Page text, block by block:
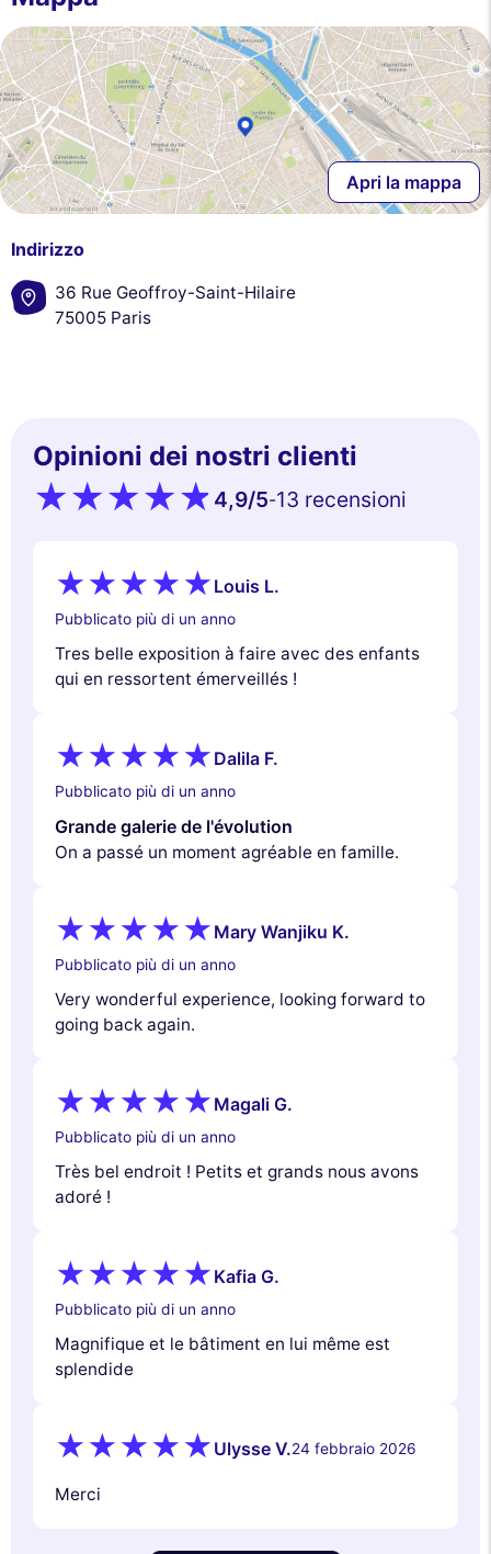
Apri la mappa
Indirizzo
36 Rue Geoffroy-Saint-Hilaire
75005 Paris
Opinioni dei nostri clienti
4,9/5-13 recensioni
Louis L.
Pubblicato più di un anno
Tres belle exposition à faire avec des enfants
qui en ressortent émerveillés !
Dalila F.
Pubblicato più di un anno
Grande galerie de l'évolution
On a passé un moment agréable en famille.
Mary Wanjiku K.
Pubblicato più di un anno
Very wonderful experience, looking forward to
going back again.
Magali G.
Pubblicato più di un anno
Très bel endroit ! Petits et grands nous avons
adoré !
Kafia G.
Pubblicato più di un anno
Magnifique et le bâtiment en lui même est
splendide
Ulysse V.24 febbraio 2026
Merci